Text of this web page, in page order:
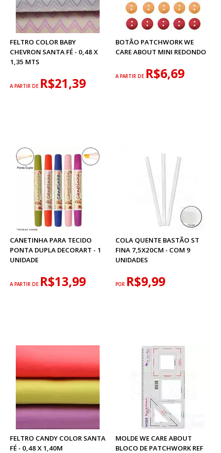
FELTRO COLOR BABY
CHEVRON SANTA FÉ - 0,48 X
1,35 MTS
A PARTIR DE R$21,39
BOTÃO PATCHWORK WE
CARE ABOUT MINI REDONDO
A PARTIR DE R$6,69
CANETINHA PARA TECIDO
PONTA DUPLA DECORART - 1
UNIDADE
A PARTIR DE R$13,99
COLA QUENTE BASTÃO ST
FINA 7,5X20CM - COM 9
UNIDADES
POR R$9,99
FELTRO CANDY COLOR SANTA
FÉ - 0,48 X 1,40M
MOLDE WE CARE ABOUT
BLOCO DE PATCHWORK REF